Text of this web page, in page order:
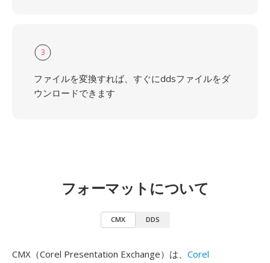
3
ファイルを変換すれば、すぐにddsファイルをダ
ウンロードできます
フォーマットについて
CMX DDS
CMX（Corel Presentation Exchange）は、 Corel